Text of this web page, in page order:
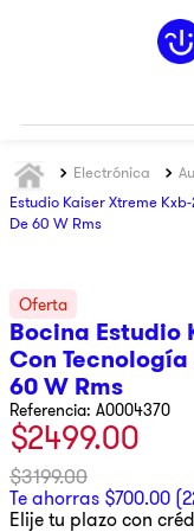
Electrónica
Estudio Kaiser Xtreme
De 60 W Rms
Bocina Estudio
Con Tecnología
60 W Rms
Referencia: A0004370
$2499.00
$3199.00
Te ahorras $700.00 (
Elije tu plazo con
MÁS
BUSCADOS
1.
iphone
3.
4.
pantalla
5.
motos
6.
xbox
7.
ninja
8.
lavadora